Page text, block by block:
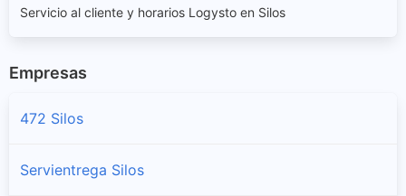
Servicio al cliente y horarios Logysto en Silos
Empresas
472 Silos
Servientrega Silos